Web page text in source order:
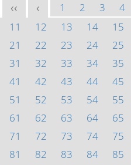
<< < 1 2 3 4
11
12 13 14 15
21
22 23 24 25
31
32 33 34 35
41
42 43 44 45
51
52 53 54 55
61
62 63 64 65
71
72 73 74 75
81
82 83 84 85